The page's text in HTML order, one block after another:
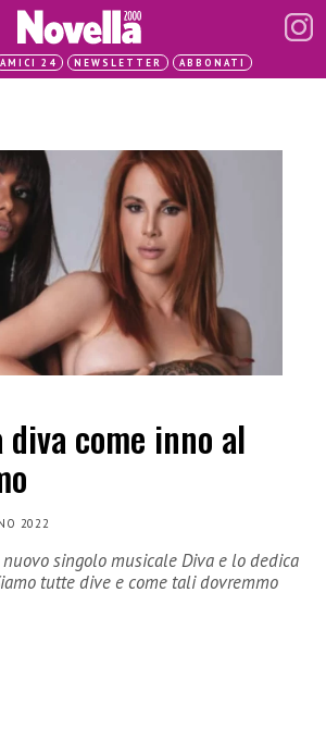
AMICI 24 NEWSLETTER ABBONATI
come inno al
2022
singolo musicale Diva e lo dedica
tutte dive e come tali dovremmo